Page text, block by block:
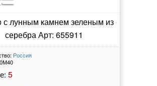
с лунным камнем зеленым из
серебра Арт: 655911
Россия
5